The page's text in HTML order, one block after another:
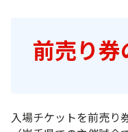
前売り券
入場チケットを前売り